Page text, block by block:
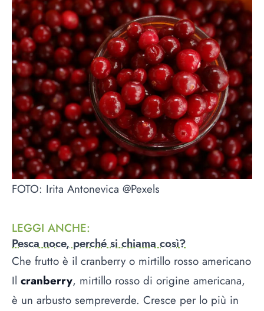
FOTO: Irita Antonevica @Pexels
LEGGI ANCHE:
Pesca noce, perché si chiama così?
Che frutto è il cranberry o mirtillo rosso americano
Il cranberry, mirtillo rosso di origine americana,
è un arbusto sempreverde. Cresce per lo più in